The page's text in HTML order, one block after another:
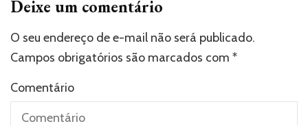
Deixe um comentário
O seu endereço de e-mail não será publicado.
Campos obrigatórios são marcados com *
Comentário